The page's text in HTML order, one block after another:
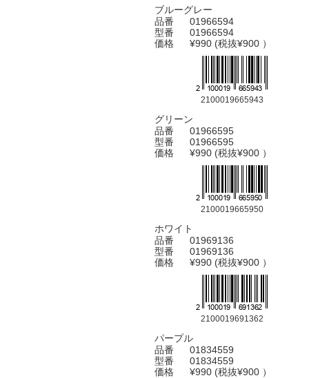
ブルーグレー
品番
01966594
型番
01966594
価格
¥990 (税抜¥900 ）
2100019665943
グリーン
品番
01966595
型番
01966595
価格
¥990 (税抜¥900 ）
2100019665950
ホワイト
品番
01969136
型番
01969136
価格
¥990 (税抜¥900 ）
2100019691362
パープル
品番
01834559
型番
01834559
価格
¥990 (税抜¥900 ）